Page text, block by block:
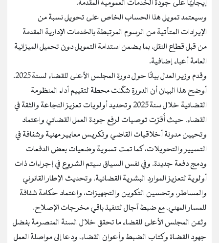
إيجابيًا على جودة الخدمات العمومية المقدمة.
وسيعتمد تمويل هذا الحساب الخاص على تحويل نسبة من
الإيرادات المتأتية من الرسوم المرتبطة بالخدمات الإدارية المقدمة
من قبل قطاع النقل، بما يضمن استدامة التمويل دون تحميل الميزانية
العامة أعباء إضافية.
وقدم وزير العدل بيانًا حول دورة المجلس الأعلى للقضاء لسنة 2025.
أوضح هذا البيان أن الدورة شكّلت محطة لتقييم أداء المنظومة
القضائية خلال سنة 2025 وتحديد أولويات تعزيز النجاعة والثقة في
القضاء، حيث أُقرّت توصيات لرفع جودة العمل القضائي واعتماد
وتحيين مدونة أخلاقيات القاضي وتكريس معايير مهنية وشفافة في
التسيير والتحويلات، كما تمت تسوية وضعيات بعض الدفعات
ودمج دفعة جديدة. وفي نفس السياق سيتم الشروع في إجراءات ذات
أولوية لتعزيز الموارد البشرية القضائية، وتحديث الإطار القانوني
والمساطر، وتحسين التكوين والتجهيزات، واعتماد حكامة شفافة
للمسار المهني، مع ضبط آجال لتنفيذ باقي مخرجات الإصلاح.
وثمّن المجلس الأعلى للقضاء ما تحقق خلال السنة المنصرمة بفضل
جهود القضاة وكتاب الضبط وأعوان القضاء، ودعا إلى مواصلة العمل